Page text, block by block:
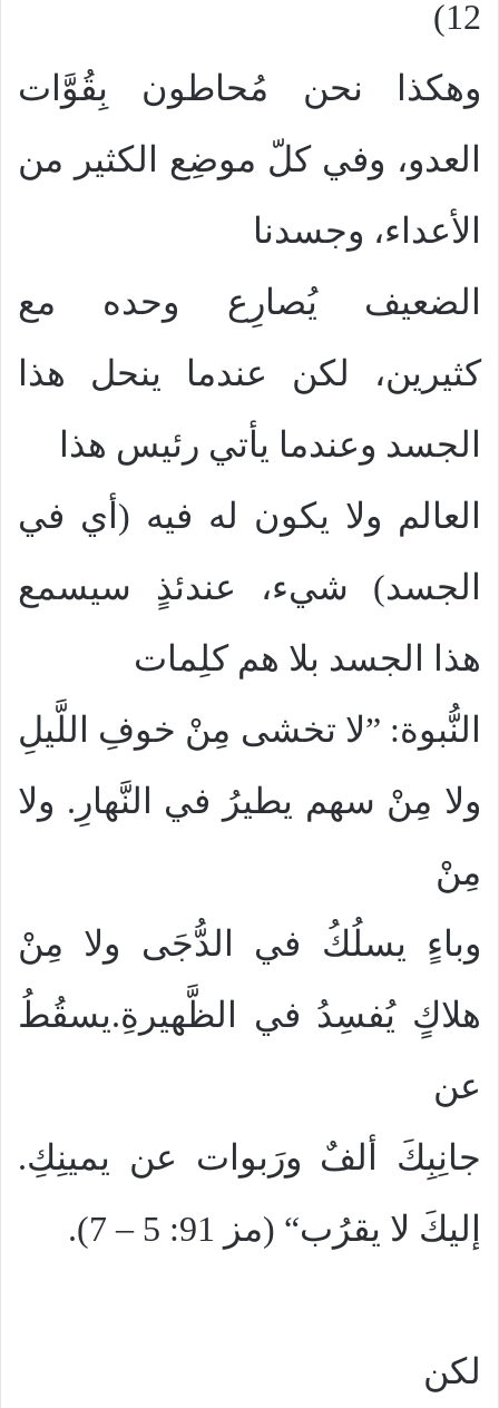
12)
وهكذا نحن مُحاطون بِقُوَّات
العدو، وفي كلّ موضِع الكثير من
الأعداء، وجسدنا
الضعيف يُصارِع وحده مع
كثيرين، لكن عندما ينحل هذا
الجسد وعندما يأتي رئيس هذا
العالم ولا يكون له فيه (أي في
الجسد) شيء، عندئذٍ سيسمع
هذا الجسد بلا هم كلِمات
النُّبوة: ”لا تخشى مِنْ خوفِ اللَّيلِ
ولا مِنْ سهم يطيرُ في النَّهارِ. ولا
مِنْ
وباءٍ يسلُكُ في الدُّجَى ولا مِنْ
هلاكٍ يُفسِدُ في الظَّهيرةِ.يسقُطُ
عن
جانِبِكَ ألفٌ ورَبوات عن يمينِكِ.
إليكَ لا يقرُب“ (مز 91: 5 – 7).
لكن